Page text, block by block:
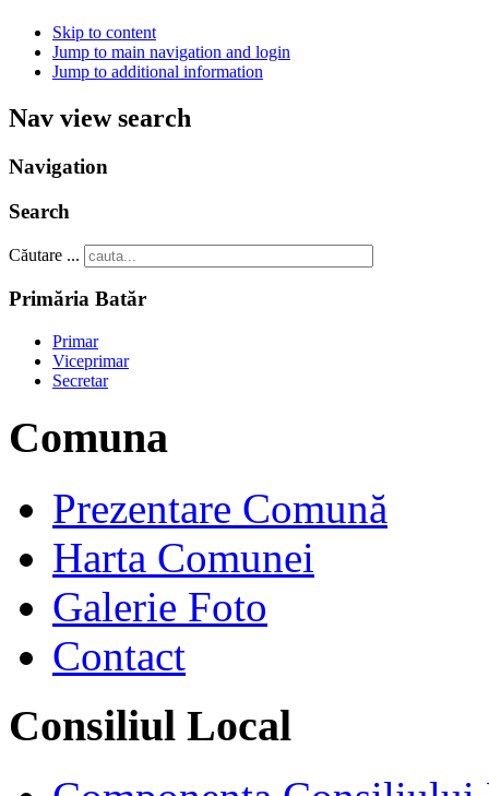
Skip to content
Jump to main navigation and login
Jump to additional information
Nav view search
Navigation
Search
Căutare ...
Primăria Batăr
Primar
Viceprimar
Secretar
Comuna
Prezentare Comună
Harta Comunei
Galerie Foto
Contact
Consiliul Local